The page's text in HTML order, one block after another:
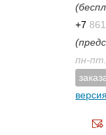
+7 861
пн-